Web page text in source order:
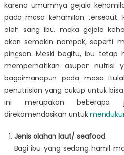
karena umumnya gejala
pada masa kehamilan tersebut.
oleh sang ibu, maka gejala
akan semakin nampak, seperti
pingsan. Meski begitu, ibu tetap
memperhatikan asupan nutrisi
bagaimanapun pada masa
penutrisian yang cukup untuk
ini merupakan beberapa
direkomendasikan untuk
Jenis olahan laut/ seafood.
Bagi ibu yang sedang hamil